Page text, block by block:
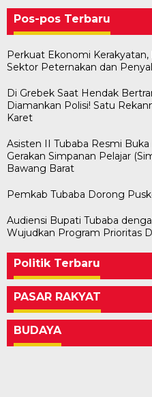
Pos-pos Terbaru
Perkuat Ekonomi
Sektor Peternakan dan
Di Grebek Saat Hendak
Diamankan Polisi! Satu
Karet
Asisten II Tubaba Resmi Buka
Gerakan Simpanan Pelajar
Bawang Barat
Pemkab Tubaba Dorong
Audiensi Bupati Tubaba
Wujudkan Program Prioritas
Politik Terbaru
Bawaslu Tegaskan
Di KABAR AKTUAL, POLITIK
Usai Musda, DPD
Di POLITIK | 11 Mei 2026
M. Aris Pratama Hanan
Di POLITIK | 1 Mei 2026
Herman HN Lantik Budi
Di POLITIK | 29 Januari 2026
Bupati Tubaba Hadiri
Di POLITIK | 28 Januari 2026
PASAR RAKYAT
BUDAYA